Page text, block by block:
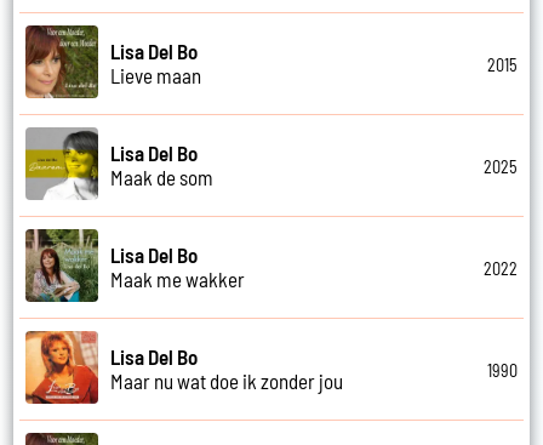
Lisa Del Bo
Lieve maan
2015
Lisa Del Bo
Maak de som
2025
Lisa Del Bo
Maak me wakker
2022
Lisa Del Bo
Maar nu wat doe ik zonder jou
1990